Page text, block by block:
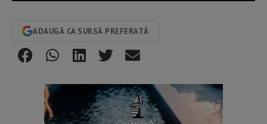
ADAUGĂ CA SURSĂ PREFERATĂ